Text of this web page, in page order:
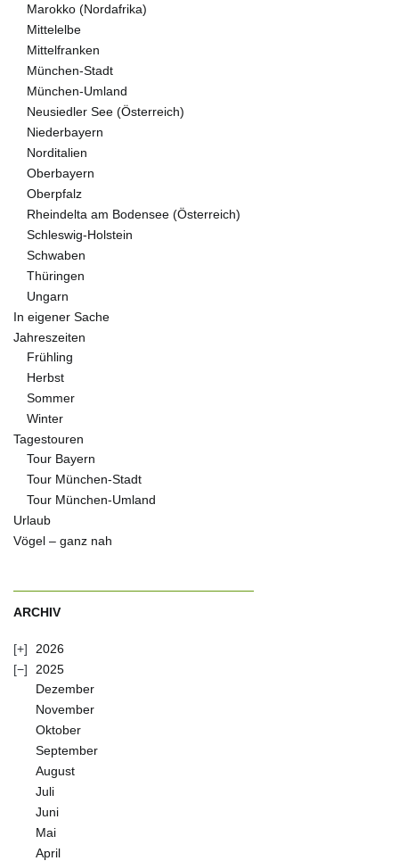
Marokko (Nordafrika)
Mittelelbe
Mittelfranken
München-Stadt
München-Umland
Neusiedler See (Österreich)
Niederbayern
Norditalien
Oberbayern
Oberpfalz
Rheindelta am Bodensee (Österreich)
Schleswig-Holstein
Schwaben
Thüringen
Ungarn
In eigener Sache
Jahreszeiten
Frühling
Herbst
Sommer
Winter
Tagestouren
Tour Bayern
Tour München-Stadt
Tour München-Umland
Urlaub
Vögel – ganz nah
ARCHIV
2026
2025
Dezember
November
Oktober
September
August
Juli
Juni
Mai
April